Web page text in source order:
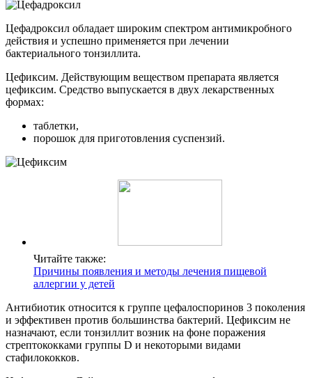
Цефадроксил обладает широким спектром антимикробного
действия и успешно применяется при лечении
бактериального тонзиллита.
Цефиксим. Действующим веществом препарата является
цефиксим. Средство выпускается в двух лекарственных
формах:
таблетки,
порошок для приготовления суспензий.
Читайте также:
Причины появления и методы лечения пищевой
аллергии у детей
Антибиотик относится к группе цефалоспоринов 3 поколения
и эффективен против большинства бактерий. Цефиксим не
назначают, если тонзиллит возник на фоне поражения
стрептококками группы D и некоторыми видами
стафилококков.